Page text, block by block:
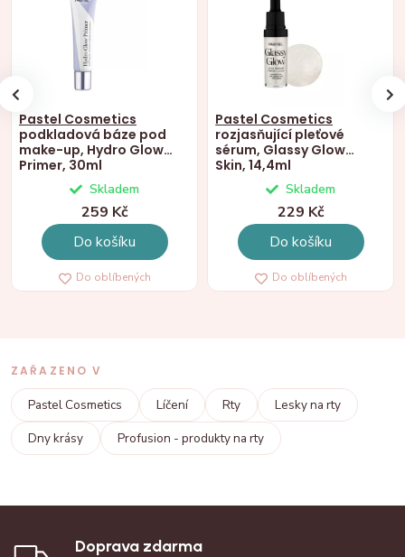
Pastel Cosmetics
podkladová báze pod
make-up, Hydro Glow
Primer, 30ml
Skladem
259 Kč
Do košíku
Do oblíbených
Pastel Cosmetics
rozjasňující pleťové
sérum, Glassy Glow
Skin, 14,4ml
Skladem
229 Kč
Do košíku
Do oblíbených
ZAŘAZENO V
Pastel Cosmetics Líčení Rty
Lesky na rty
Dny krásy
Profusion - produkty na rty
Doprava zdarma